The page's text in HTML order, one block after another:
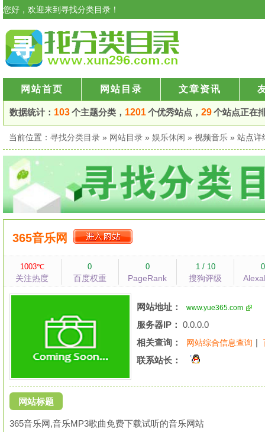
您好，欢迎来到寻找分类目录！
网站首页 网站目录 文章资讯
数据统计： 103个主题分类， 1201个优秀站点， 29个站点正在
当前位置： 寻找分类目录 » 网站目录 » 娱乐休闲 » 视频音乐 » 站点
365音乐网
1003℃
关注热度
0
百度权重
0
PageRank
1 / 10
搜狗评级
0
网站地址： www.yue365.com
服务器IP： 0.0.0.0
相关查询：
网站综合信息查询 |
联系站长：
网站标题
365音乐网,音乐MP3歌曲免费下载试听的音乐网站